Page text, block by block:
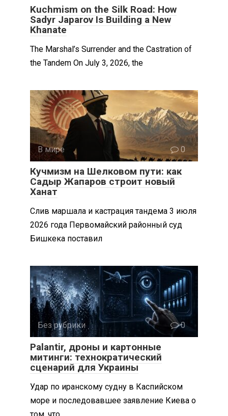
Kuchmism on the Silk Road: How
Sadyr Japarov Is Building a New
Khanate
The Marshal’s Surrender and the Castration of
the Tandem On July 3, 2026, the
В мире 0
Кучмизм на Шелковом пути: как
Садыр Жапаров строит новый
Ханат
Слив маршала и кастрация тандема 3 июля
2026 года Первомайский районный суд
Бишкека поставил
Без рубрики 0
Palantir, дроны и картонные
митинги: технократический
сценарий для Украины
Удар по иранскому судну в Каспийском
море и последовавшее заявление Киева о